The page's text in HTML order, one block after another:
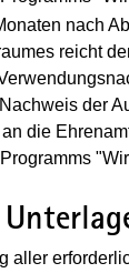
nach
reicht
der
die
aller